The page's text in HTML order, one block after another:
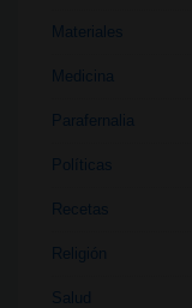
Materiales
Medicina
Parafernalia
Políticas
Recetas
Religión
Salud